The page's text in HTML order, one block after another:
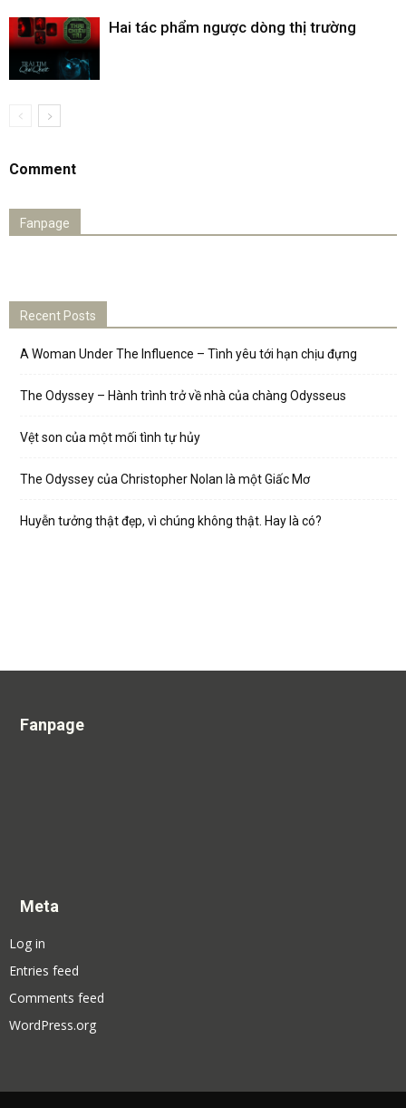
Hai tác phẩm ngược dòng thị trường
Comment
Fanpage
Recent Posts
A Woman Under The Influence – Tình yêu tới hạn chịu đựng
The Odyssey – Hành trình trở về nhà của chàng Odysseus
Vệt son của một mối tình tự hủy
The Odyssey của Christopher Nolan là một Giấc Mơ
Huyễn tưởng thật đẹp, vì chúng không thật. Hay là có?
Fanpage
Meta
Log in
Entries feed
Comments feed
WordPress.org